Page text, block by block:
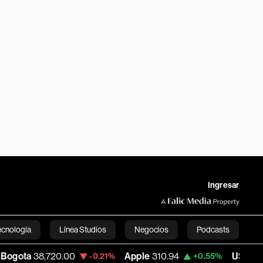
Ingresar
Línea Studios Negocios Podcasts
English-0.21% Apple 310.94 +0.55% USD COP